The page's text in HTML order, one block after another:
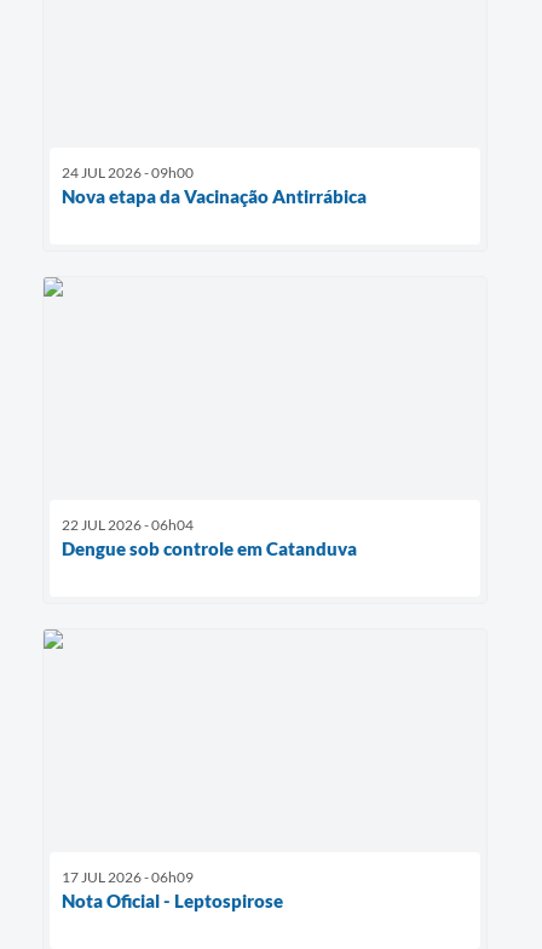
24 JUL 2026 - 09h00
Nova etapa da Vacinação Antirrábica
22 JUL 2026 - 06h04
Dengue sob controle em Catanduva
17 JUL 2026 - 06h09
Nota Oficial - Leptospirose